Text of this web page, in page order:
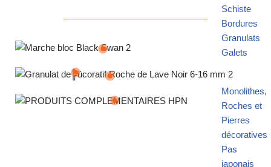
Schiste
Bordures
Granulats
Galets
Monolithes,
Roches et
Pierres
décoratives
Pas
japonais